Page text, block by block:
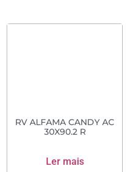
RV ALFAMA CANDY AC
30X90.2 R
Ler mais